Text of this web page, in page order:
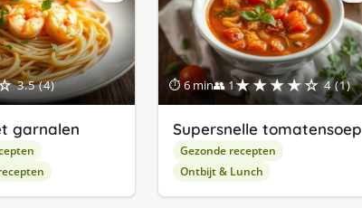
3.5 (4)
garnalen
⏱ 6 min👥 1★★★★☆ 4 (1)
Supersnelle tomatensoep
Gezonde recepten
Ontbijt & Lunch